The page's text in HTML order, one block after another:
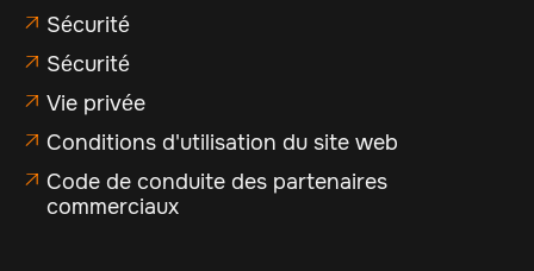
 Sécurité
 Sécurité
 Vie privée
 Conditions d'utilisation du site web
 Code de conduite des partenaires
commerciaux